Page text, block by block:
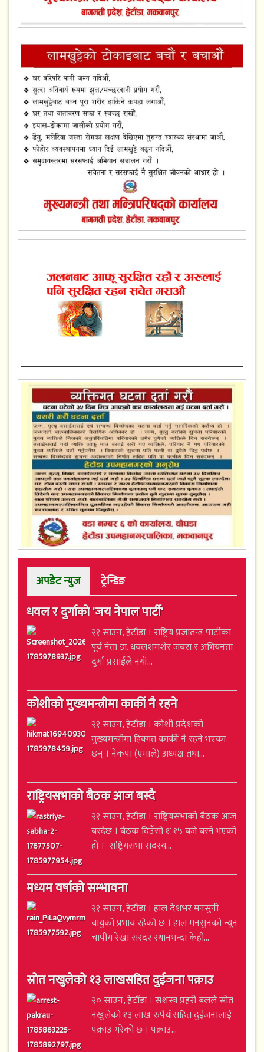
अपडेट न्युज ट्रेन्डिङ
धवल र दुर्गाको 'जय नेपाल पार्टी'
२१ साउन, हेटौंडा । राष्ट्रिय प्रजातन्त्र पार्टीका
पूर्व नेता डा. धवलशमशेर जबरा र अभियनता
दुर्गा प्रसाईंले नयाँ...
कोशीको मुख्यमन्त्रीमा कार्की नै रहने
२१ साउन, हेटौंडा । कोशी प्रदेशको
मुख्यमन्त्रीमा हिक्मत कार्की नै रहने भएका
छन् । नेकपा (एमाले) अध्यक्ष तथा...
राष्ट्रियसभाको बैठक आज बस्दै
२१ साउन, हेटौंडा । राष्ट्रियसभाको बैठक आज
बस्दैछ । बैठक दिउँसो १ः १५ बजे बस्ने भएको
हो । राष्ट्रियसभा सदस्य...
मध्यम वर्षाको सम्भावना
२१ साउन, हेटौंडा । हाल देशभर मनसुनी
वायुको प्रभाव रहेको छ । हाल मनसुनको न्यून
चापीय रेखा सरदर स्थानभन्दा केही...
स्रोत नखुलेको १३ लाखसहित दुईजना पक्राउ
२० साउन, हेटौंडा । सशस्त्र प्रहरी बलले स्रोत
नखुलेको १३ लाख रुपैयाँसहित दुईजनालाई
पक्राउ गरेको छ । पक्राउ...